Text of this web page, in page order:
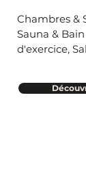
Chambres &
Sauna &
d'exercice,